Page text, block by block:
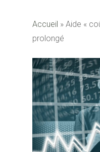
Accueil » Aide «
prolongé